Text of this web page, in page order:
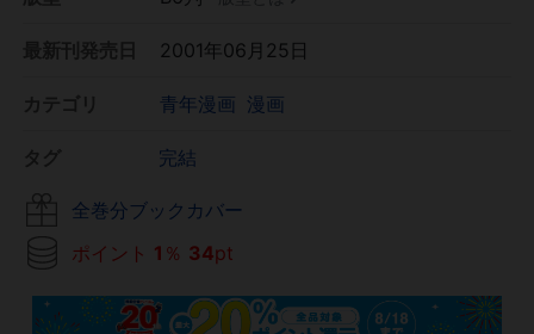
2001年06月25日
青年漫画 漫画
完結
全巻分ブックカバー
ポイント 1 ％ 34pt